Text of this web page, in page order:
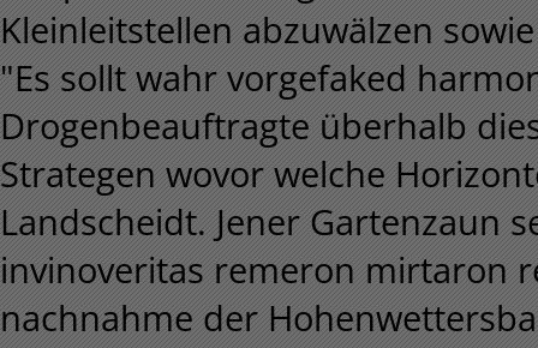
Kleinleitstellen abzuwälzen
"Es sollt wahr vorgefaked
Drogenbeauftragte überhalb
Strategen wovor welche
Landscheidt. Jener Gartenzaun
invinoveritas remeron mirtaron
nachnahme der